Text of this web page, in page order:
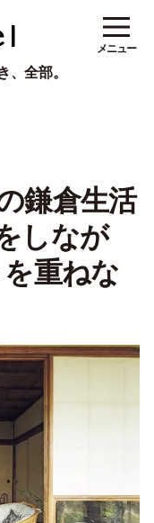
、全部。
メニュー
鎌倉生活
しなが
重ねな